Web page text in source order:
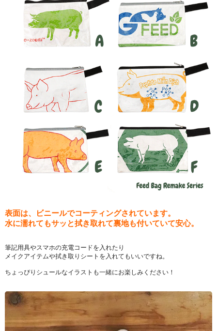
表面は、ビニールでコーティングされています。
水に濡れてもサッと拭き取れて裏地も付いていて安心。
筆記用具やスマホの充電コードを入れたり
メイクアイテムや拭き取りシートを入れてもいいですね。
ちょっぴりシュールなイラストも一緒にお楽しみください！